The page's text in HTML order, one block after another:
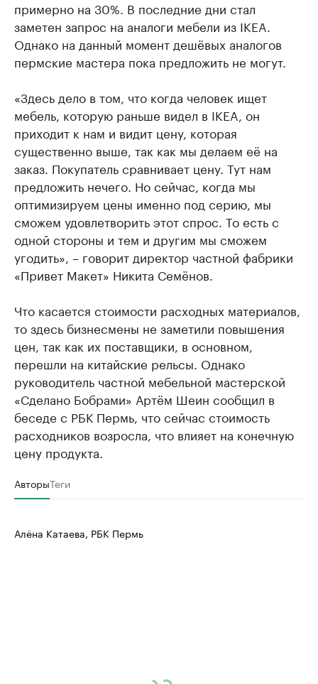
примерно на 30%. В последние дни стал
заметен запрос на аналоги мебели из IKEA.
Однако на данный момент дешёвых аналогов
пермские мастера пока предложить не могут.
«Здесь дело в том, что когда человек ищет
мебель, которую раньше видел в IKEA, он
приходит к нам и видит цену, которая
существенно выше, так как мы делаем её на
заказ. Покупатель сравнивает цену. Тут нам
предложить нечего. Но сейчас, когда мы
оптимизируем цены именно под серию, мы
сможем удовлетворить этот спрос. То есть с
одной стороны и тем и другим мы сможем
угодить», – говорит директор частной фабрики
«Привет Макет» Никита Семёнов.
Что касается стоимости расходных материалов,
то здесь бизнесмены не заметили повышения
цен, так как их поставщики, в основном,
перешли на китайские рельсы. Однако
руководитель частной мебельной мастерской
«Сделано Бобрами» Артём Шеин сообщил в
беседе с РБК Пермь, что сейчас стоимость
расходников возросла, что влияет на конечную
цену продукта.
АвторыТеги
Алёна Катаева, РБК Пермь